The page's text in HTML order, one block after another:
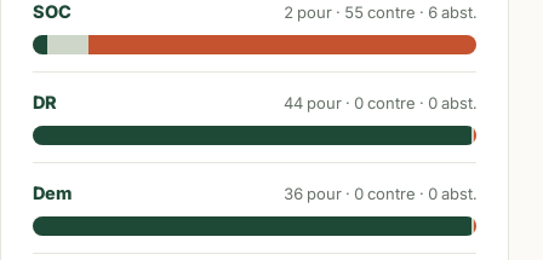
SOC 2 pour · 55contre · 6abst.
DR 44 pour · 0contre · 0abst.
Dem 36 pour · 0contre · 0abst.